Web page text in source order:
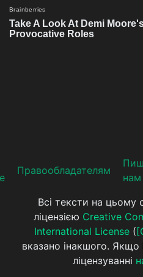
Прaвooблaдателям
нам
Всі тексти на цьому
ліцензією Creative
International License(
вказано інакшого.
ліцензуванні